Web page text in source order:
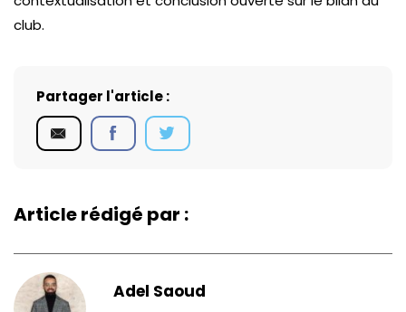
club.
Partager l'article :
Article rédigé par :
Adel Saoud